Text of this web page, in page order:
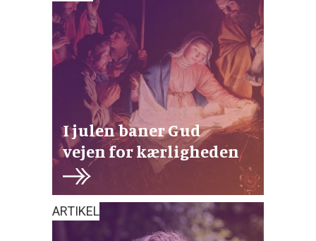
I julen baner Gud
vejen for kærligheden
ARTIKEL